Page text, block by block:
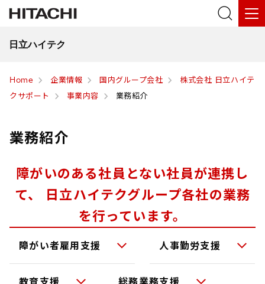
日立ハイテク
Home 企業情報 国内グループ会社
株式会社 日立ハイテ
クサポート
事業内容 業務紹介
業務紹介
障がいのある社員とない社員が連携し
て、 日立ハイテクグループ各社の業務
を行っています。
障がい者雇用支援 人事勤労支援
教育支援 総務業務支援